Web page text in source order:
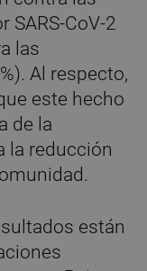
CoV-2
las
Al respecto,
este hecho
de la
la reducción
están